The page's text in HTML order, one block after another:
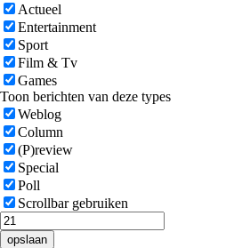
Actueel
Entertainment
Sport
Film & Tv
Games
Toon berichten van deze types
Weblog
Column
(P)review
Special
Poll
Scrollbar gebruiken
opslaan